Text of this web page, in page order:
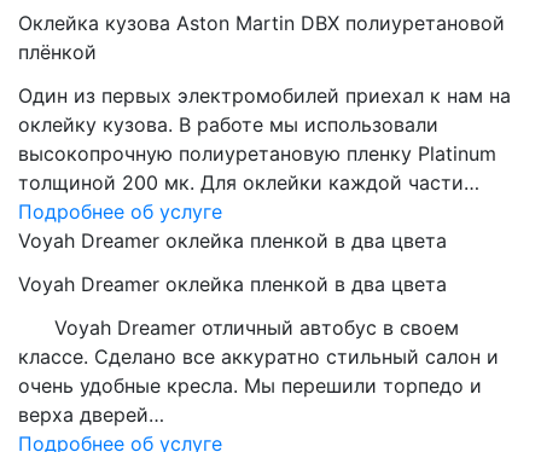
Оклейка кузова Aston Martin DBX полиуретановой
плёнкой
Один из первых электромобилей приехал к нам на
оклейку кузова. В работе мы использовали
высокопрочную полиуретановую пленку Platinum
толщиной 200 мк. Для оклейки каждой части…
Подробнее об услуге
Voyah Dreamer оклейка пленкой в два цвета
Voyah Dreamer оклейка пленкой в два цвета
Voyah Dreamer отличный автобус в своем
классе. Сделано все аккуратно стильный салон и
очень удобные кресла. Мы перешили торпедо и
верха дверей…
Подробнее об услуге